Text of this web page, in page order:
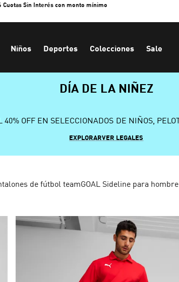
Cuotas Sin Interés con monto mínimo
Niños Deportes Colecciones Sale
DÍA DE LA NIÑEZ
40% OFF EN SELECCIONADOS DE NIÑOS,
EXPLORARVER LEGALES
de fútbol teamGOAL Sideline para hombre